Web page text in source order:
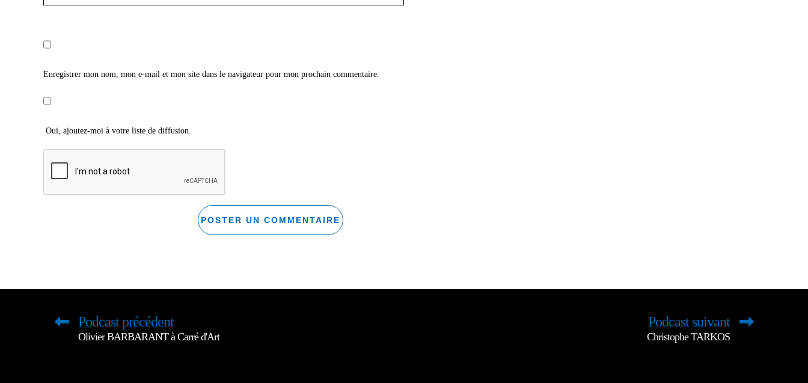
Enregistrer mon nom, mon e-mail et mon site dans le navigateur pour mon prochain commentaire.
Oui, ajoutez-moi à votre liste de diffusion.
Podcast précédent
Olivier BARBARANT à Carré d'Art
Podcast suivant
Christophe TARKOS